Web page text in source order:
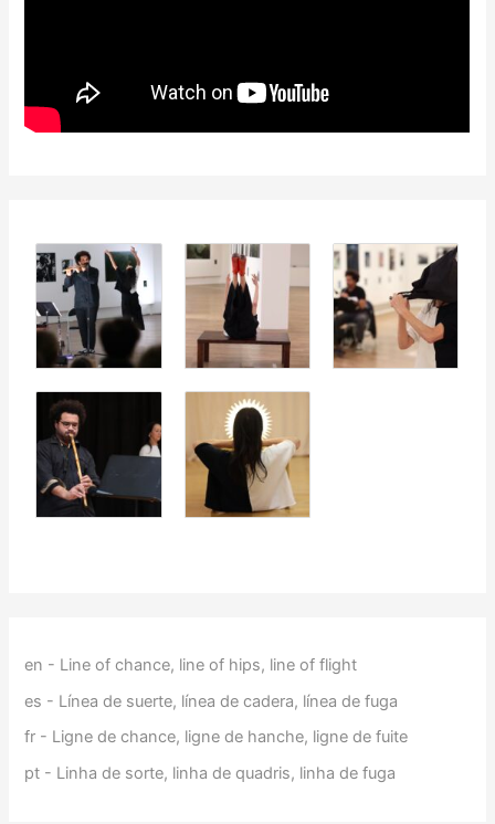
en - Line of chance, line of hips, line of flight
es - Línea de suerte, línea de cadera, línea de fuga
fr - Ligne de chance, ligne de hanche, ligne de fuite
pt - Linha de sorte, linha de quadris, linha de fuga